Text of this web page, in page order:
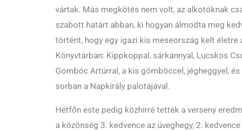
vártak. Más megkötés nem volt, az alkotóknak
szabott határt abban, ki hogyan álmodta meg
történt, hogy egy igazi kis meseország kelt életre
Könyvtárban: Kippkoppal, sárkánnyal, Lucskos
Gombóc Artúrral, a kis gömböccel, jégheggyel,
sorban a Napkirály palotájával.
Hétfőn este pedig közhírré tették a verseny
a közönség 3. kedvence az üveghegy, 2.